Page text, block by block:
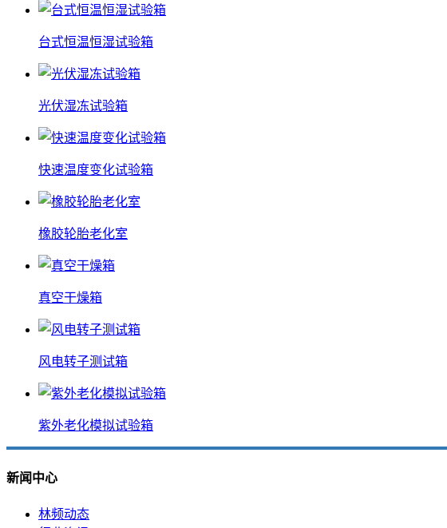
台式恒温恒湿试验箱
光伏湿冻试验箱
快速温度变化试验箱
橡胶轮胎老化室
真空干燥箱
风电转子测试箱
紫外老化模拟试验箱
新闻中心
林频动态